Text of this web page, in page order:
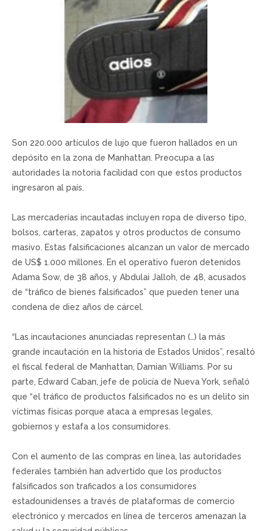
Son 220.000 artículos de lujo que fueron hallados en un
depósito en la zona de Manhattan. Preocupa a las
autoridades la notoria facilidad con que estos productos
ingresaron al país.
Las mercaderías incautadas incluyen ropa de diverso tipo,
bolsos, carteras, zapatos y otros productos de consumo
masivo. Estas falsificaciones alcanzan un valor de mercado
de US$ 1.000 millones. En el operativo fueron detenidos
Adama Sow, de 38 años, y Abdulai Jalloh, de 48, acusados
de “tráfico de bienes falsificados” que pueden tener una
condena de diez años de cárcel.
“Las incautaciones anunciadas representan (…) la más
grande incautación en la historia de Estados Unidos”, resaltó
el fiscal federal de Manhattan, Damian Williams. Por su
parte, Edward Caban, jefe de policía de Nueva York, señaló
que “el tráfico de productos falsificados no es un delito sin
víctimas físicas porque ataca a empresas legales,
gobiernos y estafa a los consumidores.
Con el aumento de las compras en línea, las autoridades
federales también han advertido que los productos
falsificados son traficados a los consumidores
estadounidenses a través de plataformas de comercio
electrónico y mercados en línea de terceros amenazan la